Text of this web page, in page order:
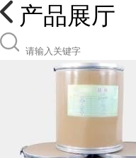
产品展厅